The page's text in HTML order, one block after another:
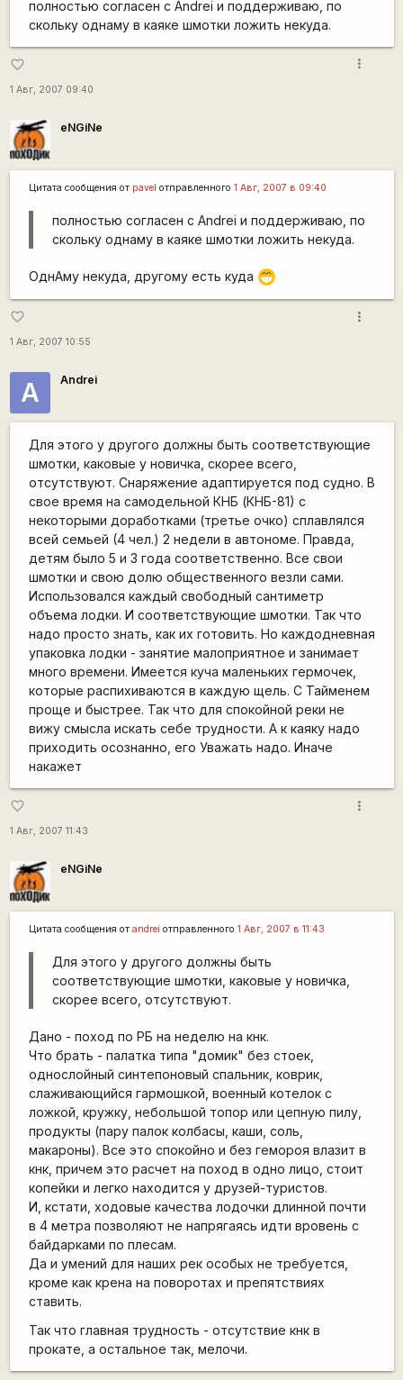
полностью согласен с Andrei и поддерживаю, по
скольку однаму в каяке шмотки ложить некуда.
favorite_border
1 Авг, 2007 09:40
more_vert
eNGiNe
Цитата сообщения от pavel отправленного 1 Авг, 2007 в 09:40
полностью согласен с Andrei и поддерживаю, по
скольку однаму в каяке шмотки ложить некуда.
ОднАму некуда, другому есть куда ;D
favorite_border
1 Авг, 2007 10:55
more_vert
A Andrei
Для этого у другого должны быть соответствующие
шмотки, каковые у новичка, скорее всего,
отсутствуют. Снаряжение адаптируется под судно. В
свое время на самодельной КНБ (КНБ-81) с
некоторыми доработками (третье очко) сплавлялся
всей семьей (4 чел.) 2 недели в автономе. Правда,
детям было 5 и 3 года соответственно. Все свои
шмотки и свою долю общественного везли сами.
Использовался каждый свободный сантиметр
объема лодки. И соответствующие шмотки. Так что
надо просто знать, как их готовить. Но каждодневная
упаковка лодки - занятие малоприятное и занимает
много времени. Имеется куча маленьких гермочек,
которые распихиваются в каждую щель. С Тайменем
проще и быстрее. Так что для спокойной реки не
вижу смысла искать себе трудности. А к каяку надо
приходить осознанно, его Уважать надо. Иначе
накажет
favorite_border
1 Авг, 2007 11:43
more_vert
eNGiNe
Цитата сообщения от andrei отправленного 1 Авг, 2007 в 11:43
Для этого у другого должны быть
соответствующие шмотки, каковые у новичка,
скорее всего, отсутствуют.
Дано - поход по РБ на неделю на кнк.
Что брать - палатка типа "домик" без стоек,
однослойный синтепоновый спальник, коврик,
слаживающийся гармошкой, военный котелок с
ложкой, кружку, небольшой топор или цепную пилу,
продукты (пару палок колбасы, каши, соль,
макароны). Все это спокойно и без гемороя влазит в
кнк, причем это расчет на поход в одно лицо, стоит
копейки и легко находится у друзей-туристов.
И, кстати, ходовые качества лодочки длинной почти
в 4 метра позволяют не напрягаясь идти вровень с
байдарками по плесам.
Да и умений для наших рек особых не требуется,
кроме как крена на поворотах и препятствиях
ставить.
Так что главная трудность - отсутствие кнк в
прокате, а остальное так, мелочи.